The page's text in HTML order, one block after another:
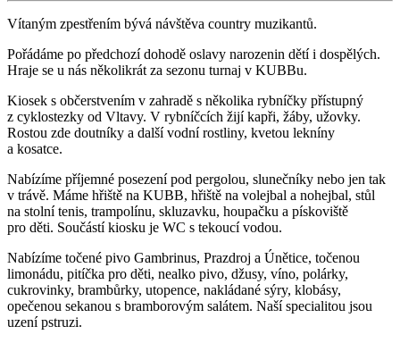
Vítaným zpestřením bývá návštěva country muzikantů.
Pořádáme po předchozí dohodě oslavy narozenin dětí i dospělých.
Hraje se u nás několikrát za sezonu turnaj v KUBBu.
Kiosek s občerstvením v zahradě s několika rybníčky přístupný
z cyklostezky od Vltavy. V rybníčcích žijí kapři, žáby, užovky.
Rostou zde doutníky a další vodní rostliny, kvetou lekníny
a kosatce.
Nabízíme příjemné posezení pod pergolou, slunečníky nebo jen tak
v trávě. Máme hřiště na KUBB, hřiště na volejbal a nohejbal, stůl
na stolní tenis, trampolínu, skluzavku, houpačku a pískoviště
pro děti. Součástí kiosku je WC s tekoucí vodou.
Nabízíme točené pivo Gambrinus, Prazdroj a Únětice, točenou
limonádu, pitíčka pro děti, nealko pivo, džusy, víno, polárky,
cukrovinky, brambůrky, utopence, nakládané sýry, klobásy,
opečenou sekanou s bramborovým salátem. Naší specialitou jsou
uzení pstruzi.